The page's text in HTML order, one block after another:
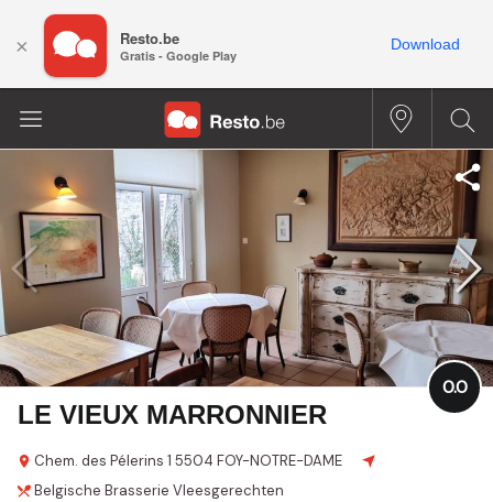
LE VIEUX MARRONNIER
Chem. des Pélerins 1 5504 FOY-NOTRE-DAME
0.0
Belgische Brasserie Vleesgerechten
× Resto.be
Gratis - Google Play
Download